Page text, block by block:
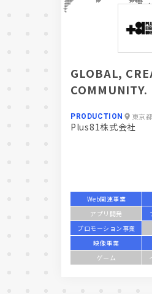
GLOBAL,
COMMUNITY.
PRODUCTION 東京都
Plus81株式会社
Web関連事業
アプリ開発
プロモーション事業
映像事業
ゲーム